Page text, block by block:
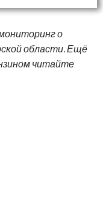
о
области. Ещё
читайте